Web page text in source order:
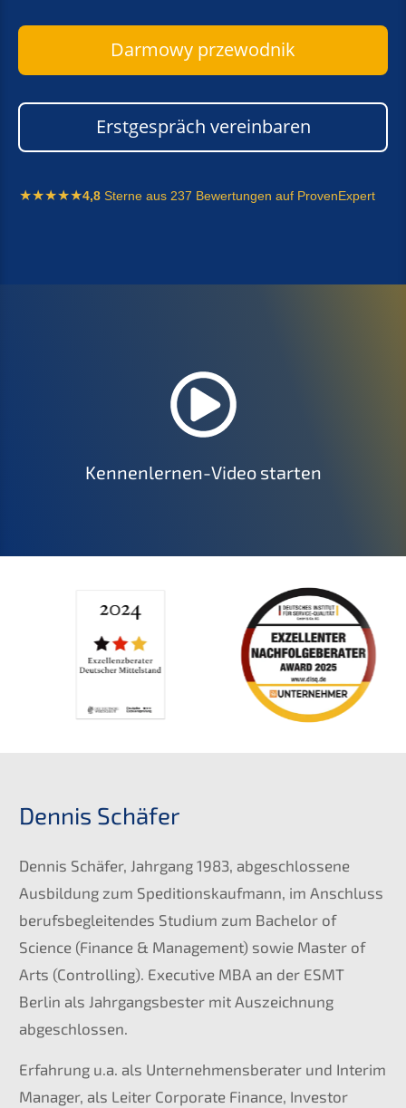
Darmowy przewodnik
Erstgespräch vereinbaren
4,8 Sterne aus 237 Bewertungen auf ProvenExpert
Kennenlernen-Video starten
Dennis Schäfer
Dennis Schäfer, Jahrgang 1983, abgeschlossene
Ausbildung zum Speditionskaufmann, im Anschluss
berufsbegleitendes Studium zum Bachelor of
Science (Finance & Management) sowie Master of
Arts (Controlling). Executive MBA an der ESMT
Berlin als Jahrgangsbester mit Auszeichnung
abgeschlossen.
Erfahrung u.a. als Unternehmensberater und Interim
Manager, als Leiter Corporate Finance, Investor